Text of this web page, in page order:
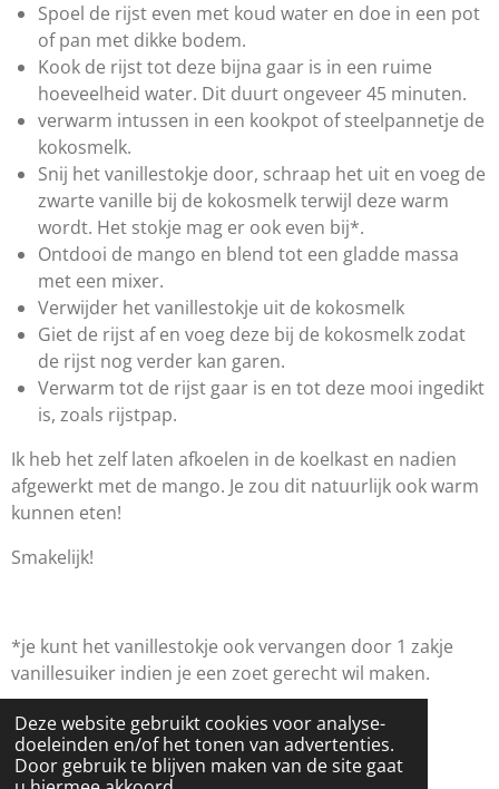
Deze website gebruikt cookies voor analyse-
doeleinden en/of het tonen van advertenties.
Door gebruik te blijven maken van de site gaat
Spoel de rijst even met koud water en doe in een pot
of pan met dikke bodem.
Kook de rijst tot deze bijna gaar is in een ruime
hoeveelheid water. Dit duurt ongeveer 45 minuten.
verwarm intussen in een kookpot of steelpannetje de
kokosmelk.
Snij het vanillestokje door, schraap het uit en voeg de
zwarte vanille bij de kokosmelk terwijl deze warm
wordt. Het stokje mag er ook even bij*.
Ontdooi de mango en blend tot een gladde massa
met een mixer.
Verwijder het vanillestokje uit de kokosmelk
Giet de rijst af en voeg deze bij de kokosmelk zodat
de rijst nog verder kan garen.
Verwarm tot de rijst gaar is en tot deze mooi ingedikt
is, zoals rijstpap.
Ik heb het zelf laten afkoelen in de koelkast en nadien
afgewerkt met de mango. Je zou dit natuurlijk ook warm
kunnen eten!
Smakelijk!
*je kunt het vanillestokje ook vervangen door 1 zakje
vanillesuiker indien je een zoet gerecht wil maken.